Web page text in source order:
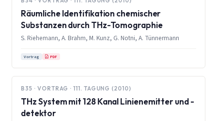
Räumliche Identifikation chemischer
Substanzen durch THz-Tomographie
S. Riehemann, A. Brahm, M. Kunz, G. Notni, A. Tünnermann
Vortrag PDF
B35 · VORTRAG · 111. TAGUNG (2010)
THz System mit 128 Kanal Linienemitter und -
detektor